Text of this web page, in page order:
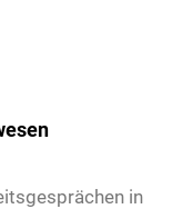
in